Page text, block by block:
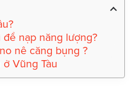
để nạp năng lượng?
nê căng bụng ?
Vũng Tàu